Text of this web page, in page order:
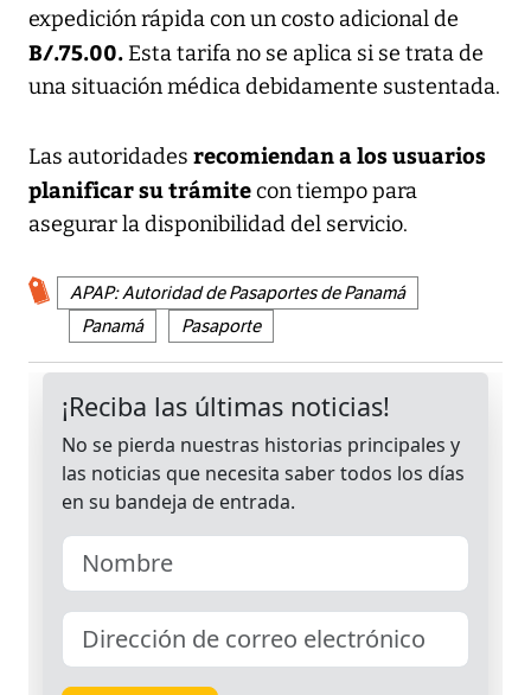
expedición rápida con un costo adicional de
B/.75.00.Esta tarifa no se aplica si se trata de
una situación médica debidamente sustentada.
Las autoridades recomiendan a los usuarios
planificar su trámitecon tiempo para
asegurar la disponibilidad del servicio.
APAP: Autoridad de Pasaportes de Panamá
Panamá
Pasaporte